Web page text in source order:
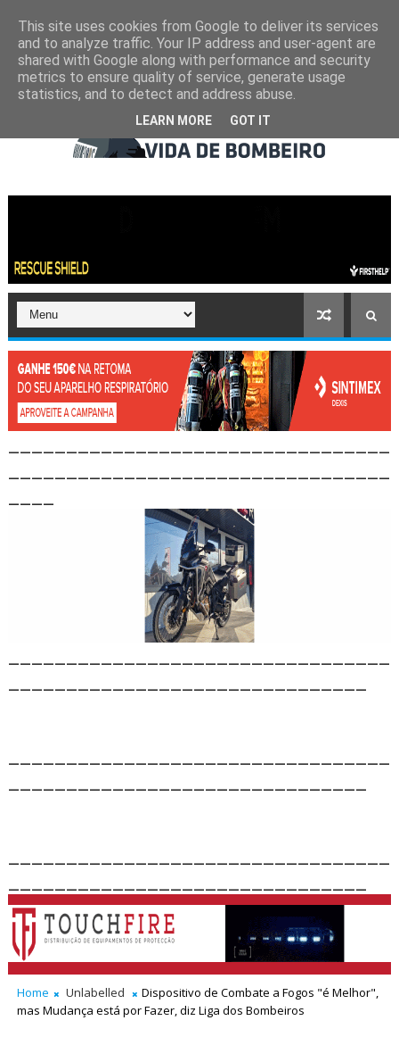
Home Unlabelled
Dispositivo de Combate a Fogos "é Melhor",
mas Mudança está por Fazer, diz Liga dos Bombeiros
This site uses cookies from Google to deliver its services
and to analyze traffic. Your IP address and user-agent are
shared with Google along with performance and security
metrics to ensure quality of service, generate usage
statistics, and to detect and address abuse.
LEARN MORE GOT IT